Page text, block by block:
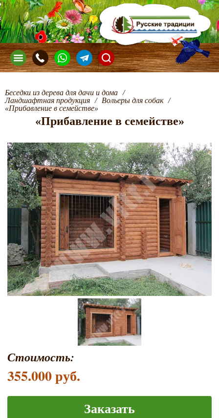
Беседки из дерева для дачи и дома /
Ландшафтная продукция / Вольеры для собак /
«Прибавление в семействе»
«Прибавление в семействе»
Стоимость:
355.000 руб.
Заказать